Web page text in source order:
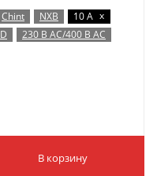
Chint NXB 10 А x
D 230 В AC/400 В AC
В корзину